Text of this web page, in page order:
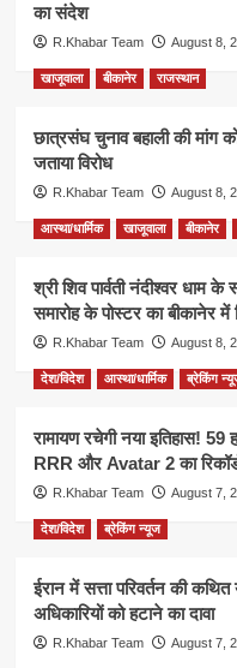
का संदेश
R.Khabar Team August 8,
खाजूवाला बीकानेर राजस्थान
छात्रसंघ चुनाव बहाली की मांग
जताया विरोध
R.Khabar Team August 8,
आस्था/धार्मिक खाजूवाला बीकानेर
श्री शिव पार्वती नंदीश्वर धाम
समारोह के पोस्टर का बीकानेर में
R.Khabar Team August 8,
देश/विदेश आस्था/धार्मिक ब्रेकिंग
रामायण रचेगी नया इतिहास! 59
RRR और Avatar 2 का
R.Khabar Team August 7,
देश/विदेश ब्रेकिंग न्यूज
ईरान में सत्ता परिवर्तन की कथित
अधिकारियों को हटाने का दावा
R.Khabar Team August 7,